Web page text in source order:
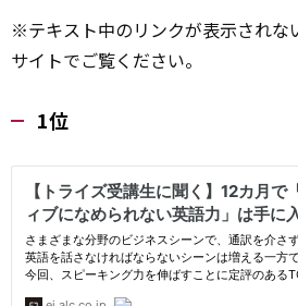
※テキスト中のリンクが表示されな
サイトでご覧ください。
1位